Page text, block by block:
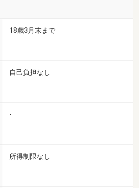
18歳3月末まで
自己負担なし
-
所得制限なし